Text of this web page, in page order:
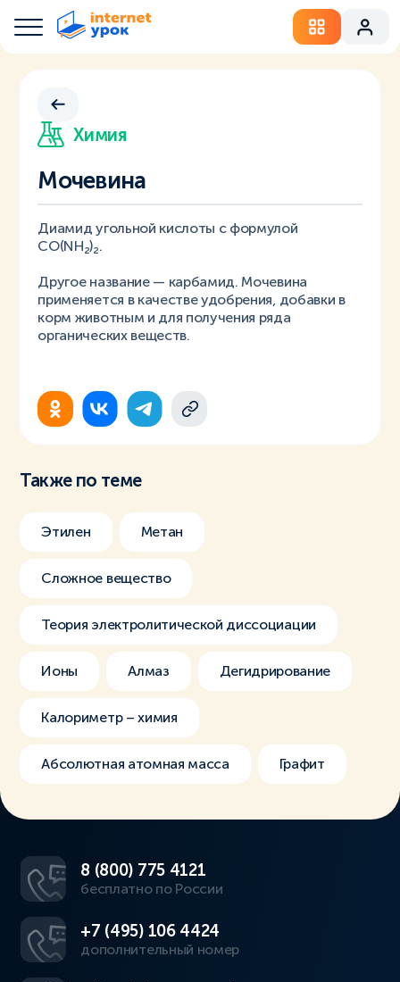
Химия
Мочевина
Диамид угольной кислоты с формулой
СО(NH₂)₂.
Другое название — карбамид. Мочевина
применяется в качестве удобрения, добавки в
корм животным и для получения ряда
органических веществ.
Также по теме
Этилен Метан
Сложное вещество
Теория электролитической диссоциации
Ионы Алмаз Дегидрирование
Калориметр – химия
Абсолютная атомная масса Графит
8 (800) 775 4121
бесплатно по России
+7 (495) 106 4424
дополнительный номер